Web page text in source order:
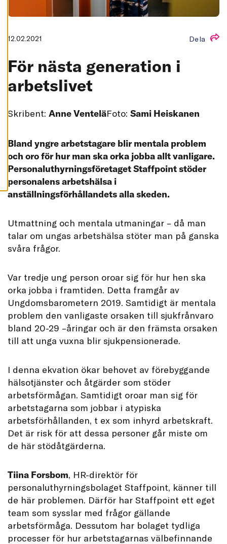
A
C
R
A
L
O
K
I
12.02.2021 Dela
För nästa generation i
arbetslivet
Skribent: Anne VenteläFoto: Sami Heiskanen
Bland yngre arbetstagare blir mentala problem
och oro för hur man ska orka jobba allt vanligare.
Personaluthyrningsföretaget Staffpoint stöder
personalens arbetshälsa i
anställningsförhållandets alla skeden.
Utmattning och mentala utmaningar – då man
talar om ungas arbetshälsa stöter man på ganska
svåra frågor.
Var tredje ung person oroar sig för hur hen ska
orka jobba i framtiden. Detta framgår av
Ungdomsbarometern 2019. Samtidigt är mentala
problem den vanligaste orsaken till sjukfrånvaro
bland 20-29 –åringar och är den främsta orsaken
till att unga vuxna blir sjukpensionerade.
I denna ekvation ökar behovet av förebyggande
hälsotjänster och åtgärder som stöder
arbetsförmågan. Samtidigt oroar man sig för
arbetstagarna som jobbar i atypiska
arbetsförhållanden, t ex som inhyrd arbetskraft.
Det är risk för att dessa personer går miste om
de här stödåtgärderna.
Tiina Forsbom, HR-direktör för
personaluthyrningsbolaget Staffpoint, känner till
de här problemen. Därför har Staffpoint ett eget
team som sysslar med frågor gällande
arbetsförmåga. Dessutom har bolaget tydliga
processer för hur arbetstagarnas välbefinnande